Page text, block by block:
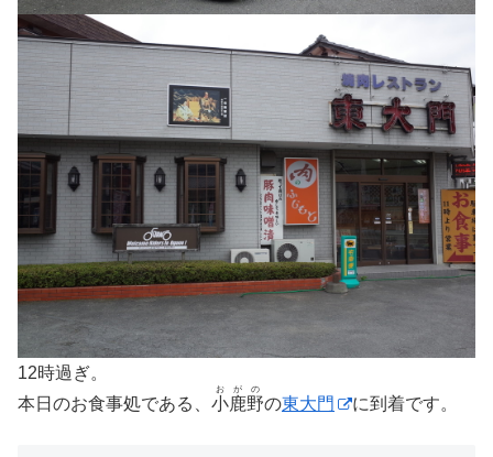
12時過ぎ。
本日のお食事処である、 小鹿野
おがの
の東大門 に到着です。